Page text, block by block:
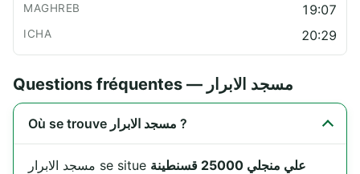
19:07
20:29
Questions fréquentes — مسجد الابرار
Où se trouve مسجد الابرار ?
مسجد الابرار se situe علي منجلي 25000 قسنطينة